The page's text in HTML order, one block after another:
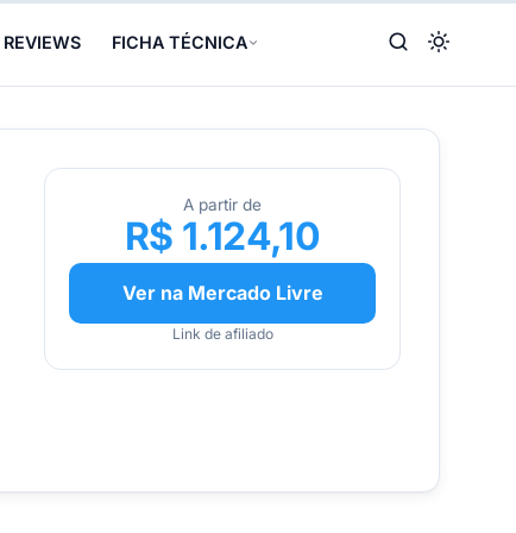
REVIEWS FICHA TÉCNICA
A partir de
R$ 1.124,10
Ver na Mercado Livre
Link de afiliado